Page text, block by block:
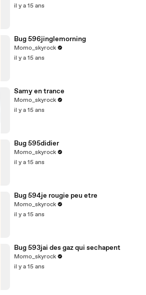
il y a 15 ans
Bug 596jinglemorning
Momo_skyrock
il y a 15 ans
Samy en trance
Momo_skyrock
il y a 15 ans
Bug 595didier
Momo_skyrock
il y a 15 ans
Bug 594je rougie peu etre
Momo_skyrock
il y a 15 ans
Bug 593jai des gaz qui sechapent
Momo_skyrock
il y a 15 ans